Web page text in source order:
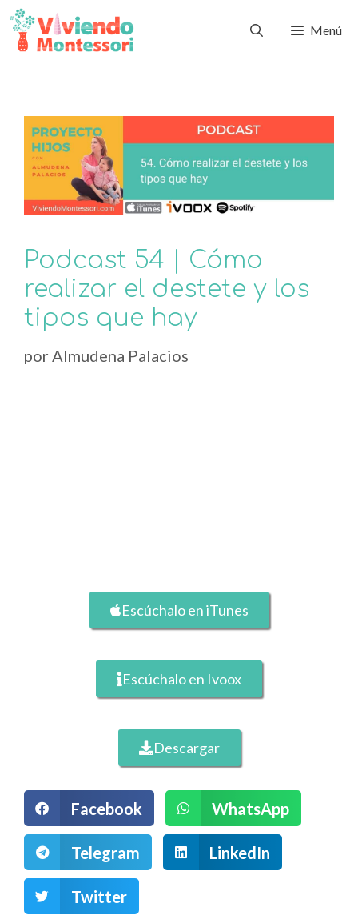
Menú
Podcast 54 | Cómo
realizar el destete y los
tipos que hay
por Almudena Palacios
Escúchalo en iTunes
Escúchalo en Ivoox
Descargar
Facebook WhatsApp
Telegram LinkedIn
Twitter